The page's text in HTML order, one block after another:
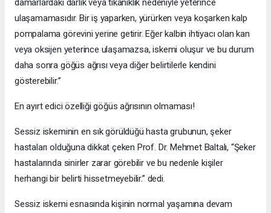
damarlardaki darlık veya tıkanıklık nedeniyle yeterince
ulaşamamasıdır. Bir iş yaparken, yürürken veya koşarken kalp
pompalama görevini yerine getirir. Eğer kalbin ihtiyacı olan kan
veya oksijen yeterince ulaşamazsa, iskemi oluşur ve bu durum
daha sonra göğüs ağrısı veya diğer belirtilerle kendini
gösterebilir.”
En ayırt edici özelliği göğüs ağrısının olmaması!
Sessiz iskeminin en sık görüldüğü hasta grubunun, şeker
hastaları olduğuna dikkat çeken Prof. Dr. Mehmet Baltalı, “Şeker
hastalarında sinirler zarar görebilir ve bu nedenle kişiler
herhangi bir belirti hissetmeyebilir.” dedi.
Sessiz iskemi esnasında kişinin normal yaşamına devam